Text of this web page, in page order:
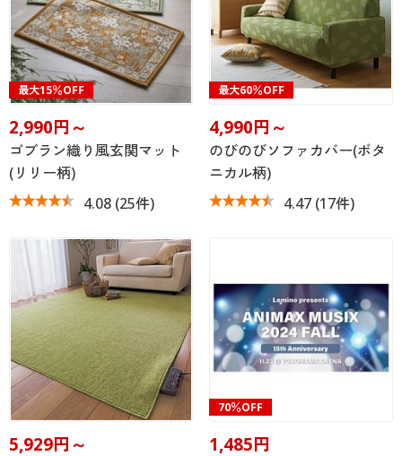
最大15％OFF
2,990円～
ゴブラン織り風玄関マット
(リリー柄)
4.08 (25件)
最大60％OFF
4,990円～
のびのびソファカバー(ボタ
ニカル柄)
4.47(17件)
5,929円～
70％OFF
1,485円